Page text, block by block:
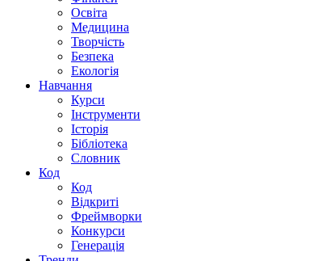
Освіта
Медицина
Творчість
Безпека
Екологія
Навчання
Курси
Інструменти
Історія
Бібліотека
Словник
Код
Код
Відкриті
Фреймворки
Конкурси
Генерація